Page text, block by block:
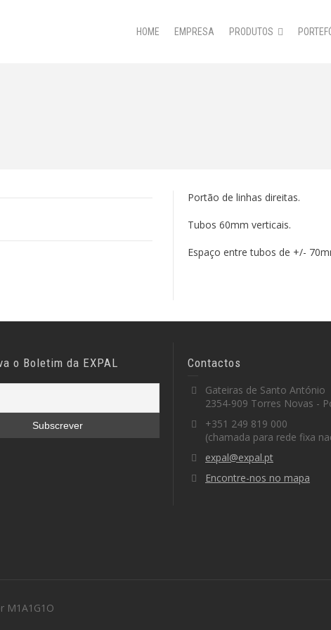
HOME EMPRESA PRODUTOS
Portão de linhas direitas.
Tubos 60mm verticais.
Espaço entre tubos de +/-
o Boletim da EXPAL Contactos
Gateiras de Santo António
2354-909 Torres Novas -
+351 249 819 000
(chamada para rede fixa
expal@expal.pt
Encontre-nos no mapa
M1A1G1O